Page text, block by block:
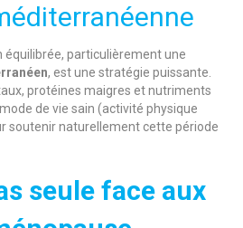
particulièrement une
, est une stratégie puissante.
protéines maigres et nutriments
de vie sain (activité physique
soutenir naturellement cette période
seule face aux